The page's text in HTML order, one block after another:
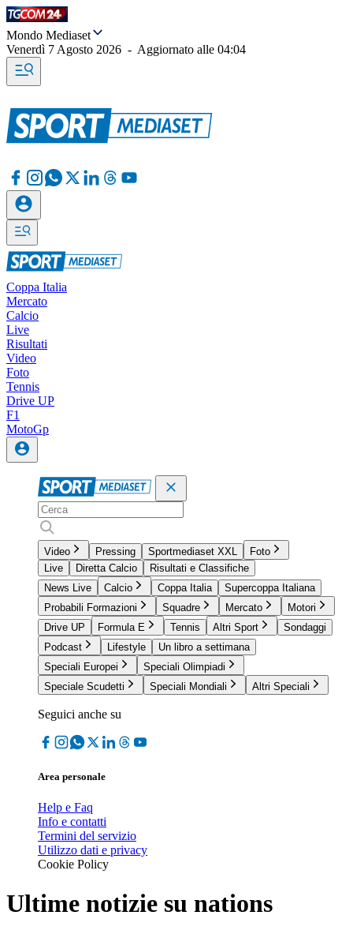
Mondo Mediaset
Venerdì 7 Agosto 2026 - Aggiornato alle 04:04
Coppa Italia
Mercato
Calcio
Live
Risultati
Video
Foto
Tennis
Drive UP
F1
MotoGp
Video Pressing Sportmediaset XXL
Foto
Live
Diretta Calcio
Risultati e Classifiche
News Live
Calcio Coppa Italia
Supercoppa Italiana
Probabili Formazioni
Squadre Mercato
Motori
Drive UP
Formula E Tennis Altri Sport
Sondaggi
Podcast
Lifestyle
Un libro a settimana
Speciali Europei
Speciali Olimpiadi
Speciale Scudetti
Speciali Mondiali Altri Speciali
Seguici anche su
Area personale
Help e Faq
Info e contatti
Termini del servizio
Utilizzo dati e privacy
Cookie Policy
Ultime notizie su nations